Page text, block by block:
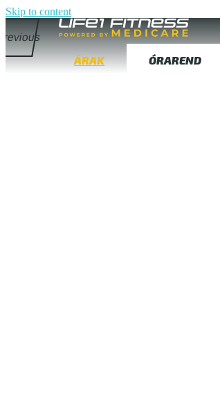
Skip to content
ÁRAK ÓRAREND